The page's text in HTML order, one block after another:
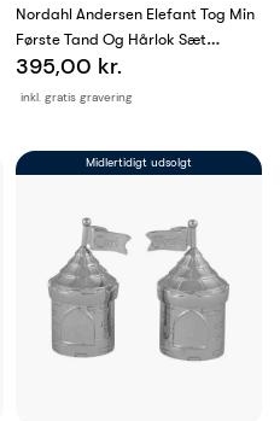
Nordahl Andersen Elefant Tog Min
Første Tand Og Hårlok Sæt
Fortinnet
inkl. gratis gravering
395,00 kr.
Midlertidigt udsolgt